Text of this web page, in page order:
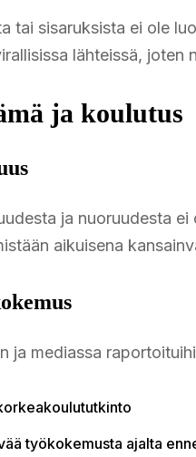
tai sisaruksista ei ole
lähteissä, joten
ja koulutus
ja nuoruudesta
aikuisena
ja mediassa
työkokemusta ajalta